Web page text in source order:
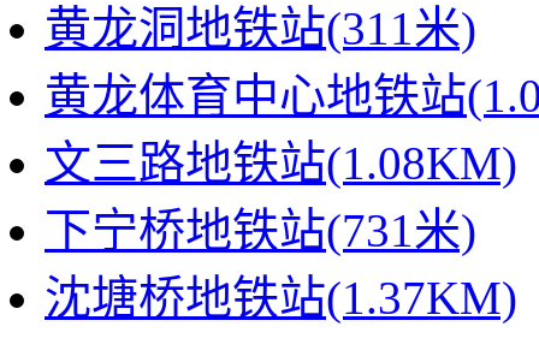
黄龙洞地铁站(311米)
黄龙体育中心地铁站
文三路地铁站(1.08KM)
下宁桥地铁站(731米)
沈塘桥地铁站(1.37KM)